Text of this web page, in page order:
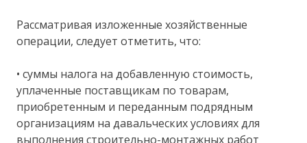
Рассматривая изложенные хозяйственные
операции, следует отметить, что:
• суммы налога на добавленную стоимость,
уплаченные поставщикам по товарам,
приобретенным и переданным подрядным
организациям на давальческих условиях для
выполнения строительно-монтажных работ